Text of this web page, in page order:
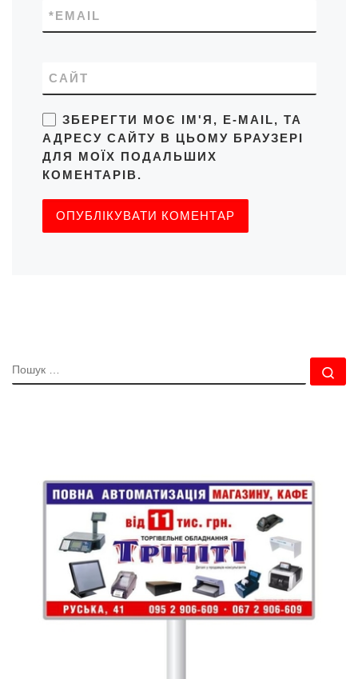
EMAIL
*
САЙТ
ЗБЕРЕГТИ МОЄ ІМ'Я, E-MAIL, ТА
АДРЕСУ САЙТУ В ЦЬОМУ БРАУЗЕРІ
ДЛЯ МОЇХ ПОДАЛЬШИХ
КОМЕНТАРІВ.
ПОШУК